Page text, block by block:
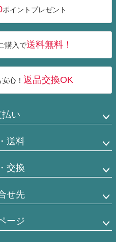
ポイントプレゼント
購入で送料無料！
心！ 返品交換OK
払い
送料
交換
せ先
ージ